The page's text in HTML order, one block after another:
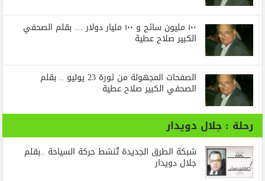
١٠٠ مليون سائح و ١٠٠ مليار دولار … بقلم الصحفي
الكبير صلاح عطية
الصفحات المجهولة من ثورة 23 يوليو .. بقلم
الصحفي الكبير صلاح عطية
رحلة : جلال دويدار
شبكة الطرق الجديدة تُنشط حركة السياحة ..بقلم
جلال دويدار